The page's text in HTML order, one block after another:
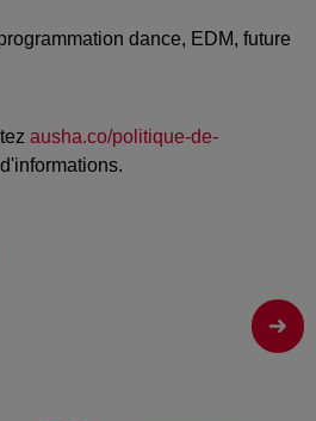
dance, EDM, future
ausha.co/politique-de-